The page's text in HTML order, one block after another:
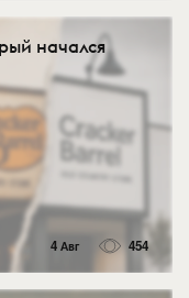
начался
4 Авг 454